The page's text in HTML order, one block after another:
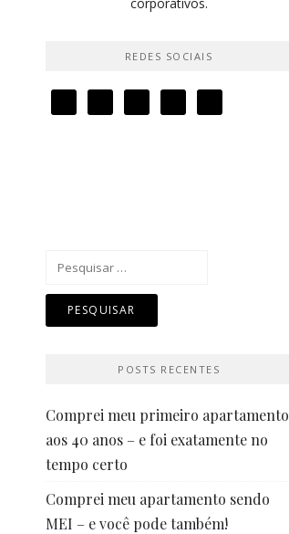
REDES SOCIAIS
POSTS RECENTES
Comprei meu primeiro apartamento
aos 40 anos – e foi exatamente no
tempo certo
Comprei meu apartamento sendo
MEI – e você pode também!